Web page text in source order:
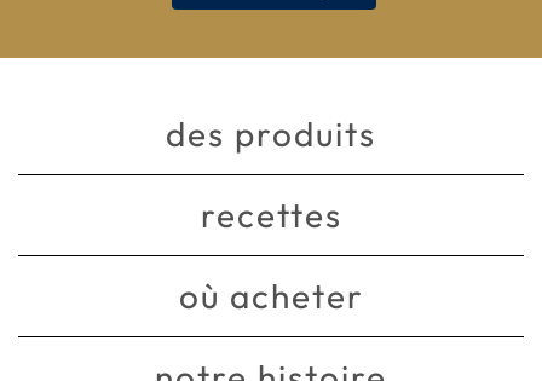
des produits
recettes
où acheter